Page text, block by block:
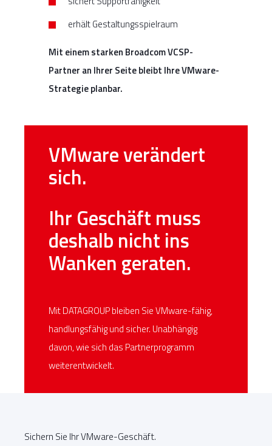
erhält Gestaltungsspielraum
Mit einem starken Broadcom VCSP-
Partner an Ihrer Seite bleibt Ihre VMware-
Strategie planbar.
VMware verändert
sich.
Ihr Geschäft muss
deshalb nicht ins
Wanken geraten.
Mit DATAGROUP bleiben Sie VMware-fähig,
handlungsfähig und sicher. Unabhängig
davon, wie sich das Partnerprogramm
weiterentwickelt.
Sichern Sie Ihr VMware-Geschäft.